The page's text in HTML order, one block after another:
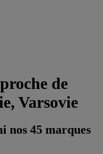
de
Varsovie
nos 45 marques